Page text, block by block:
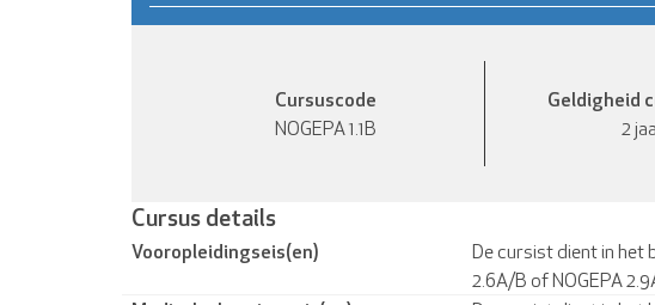
Cursuscode
NOGEPA 1.1B
Geldigheid
2
Cursus details
Vooropleidingseis(en)
De cursist dient in het
2.6A/B of NOGEPA